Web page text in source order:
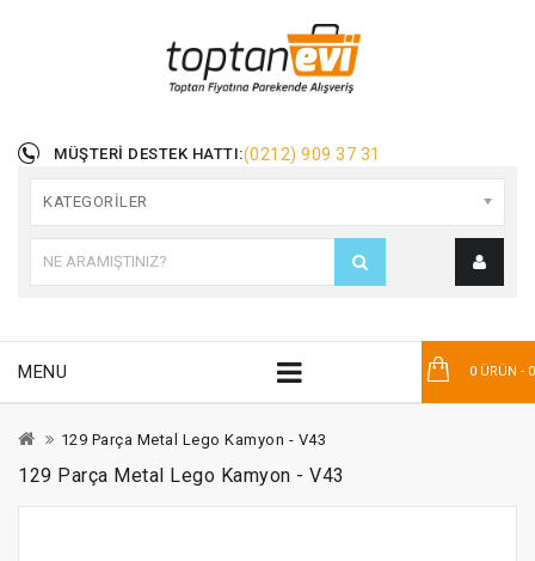
MÜŞTERI DESTEK HATTI:(0212) 909 37 31
KATEGORILER
0 ÜRÜN -
MENU
129 Parça Metal Lego Kamyon - V43
129 Parça Metal Lego Kamyon - V43